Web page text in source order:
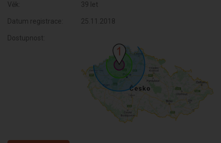
Věk: 39 let
Datum registrace: 25.11.2018
Dostupnost: